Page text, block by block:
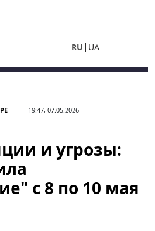
RU UA
19:47, 07.05.2026
и угрозы:
с 8 по 10 мая